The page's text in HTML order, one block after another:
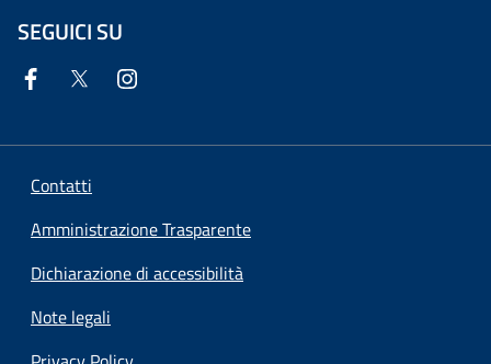
SEGUICI SU
Contatti
Amministrazione Trasparente
Dichiarazione di accessibilità
Note legali